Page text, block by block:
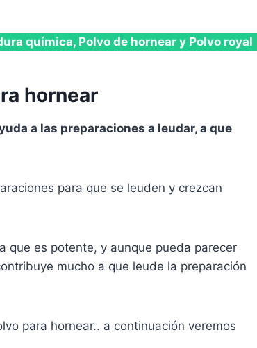
química, Polvo de hornear y Polvo royal
hornear
a las preparaciones a leudar, a que
para que se leuden y crezcan
que es potente, y aunque pueda parecer
mucho a que leude la preparación
para hornear.. a continuación veremos